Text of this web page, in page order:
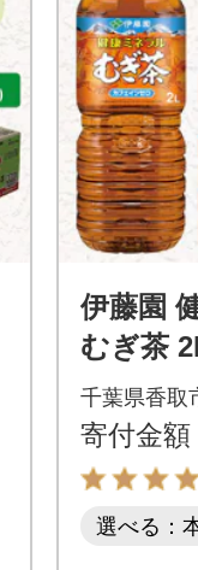
伊藤園
むぎ茶
ス)
千葉県香取
寄付金額
選べる：